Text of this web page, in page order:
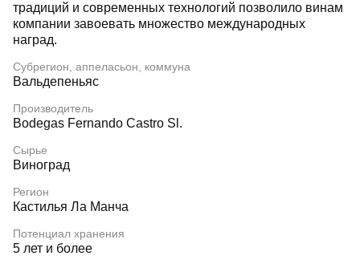
традиций и современных технологий позволило винам
компании завоевать множество международных
наград.
Субрегион, аппеласьон, коммуна
Вальдепеньяс
Производитель
Bodegas Fernando Castro Sl.
Сырье
Виноград
Регион
Кастилья Ла Манча
Потенциал хранения
5 лет и более